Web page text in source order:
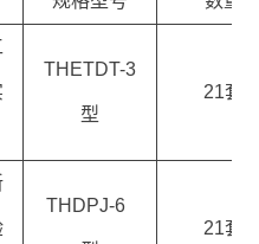
THETDT-3
型
21套
THDPJ-6
21套